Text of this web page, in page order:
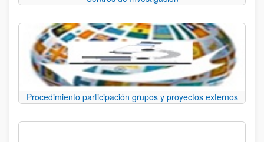
Procedimiento participación grupos y proyectos externos